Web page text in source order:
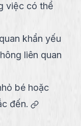
việc có thể
khẩn yếu
liên quan
bé hoặc
đến.
link